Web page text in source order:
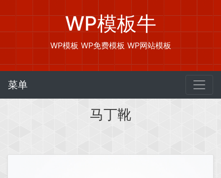
WP模板牛
WP模板 WP免费模板 WP网站模板
菜单
马丁靴